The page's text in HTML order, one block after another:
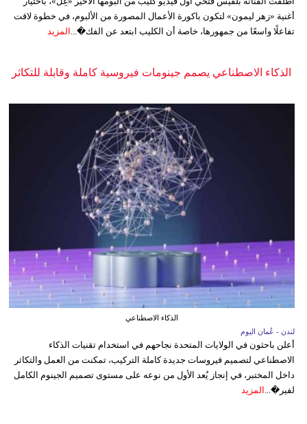
أغنية «زهر ليمون» لتكون باكورة الأعمال المصورة من الألبوم، في خطوة لاقت
تفاعلًا واسعًا من جمهورها، خاصة أن الكليب ابتعد عن الفك�... المزيد
الذكاء الاصطناعي يصمم جينومات فيروسية كاملة وقابلة للتكاثر
الذكاء الاصطناعي
لندن - عُمان اليوم
أعلن باحثون في الولايات المتحدة نجاحهم في استخدام تقنيات الذكاء
الاصطناعي لتصميم فيروسات جديدة كاملة التركيب، تمكنت من العمل والتكاثر
داخل المختبر، في إنجاز يُعد الأول من نوعه على مستوى تصميم الجينوم الكامل
لفير�...
المزيد